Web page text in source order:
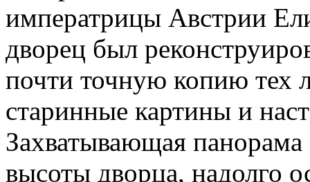
императрицы Австрии
дворец был
почти точную копию тех
старинные картины и
Захватывающая панорама
высоты дворца, надолго